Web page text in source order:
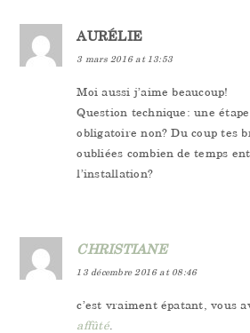
AURÉLIE
3 mars 2016 at 13:53
Moi aussi j’aime beaucoup!
Question technique: une
obligatoire non? Du coup tes
oubliées combien de temps
l’installation?
CHRISTIANE
13 décembre 2016 at 08:46
c’est vraiment épatant, vous
affûté.